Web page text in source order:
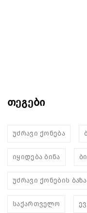
თეგები
უძრავი ქონება
იყიდება ბინა
უძრავი ქონების
საქართველო